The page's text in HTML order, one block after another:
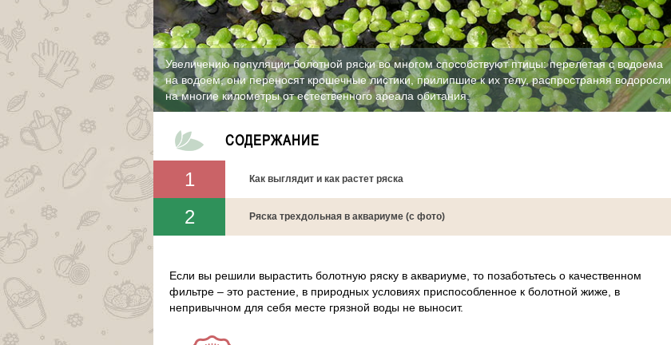
Увеличению популяции болотной ряски во многом способствуют птицы: перелетая с водоема
на водоем, они переносят крошечные листики, прилипшие к их телу, распространяя водоросли
на многие километры от естественного ареала обитания.
СОДЕРЖАНИЕ
Как выглядит и как растет ряска
Ряска трехдольная в аквариуме (с фото)
Если вы решили вырастить болотную ряску в аквариуме, то позаботьтесь о качественном
фильтре – это растение, в природных условиях приспособленное к болотной жиже, в
непривычном для себя месте грязной воды не выносит.